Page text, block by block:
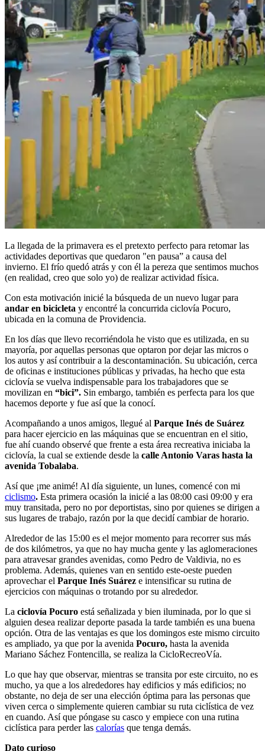
La llegada de la primavera es el pretexto perfecto para retomar las
actividades deportivas que quedaron "en pausa” a causa del
invierno. El frío quedó atrás y con él la pereza que sentimos muchos
(en realidad, creo que solo yo) de realizar actividad física.
Con esta motivación inicié la búsqueda de un nuevo lugar para
andar en bicicleta y encontré la concurrida ciclovía Pocuro,
ubicada en la comuna de Providencia.
En los días que llevo recorriéndola he visto que es utilizada, en su
mayoría, por aquellas personas que optaron por dejar las micros o
los autos y así contribuir a la descontaminación. Su ubicación, cerca
de oficinas e instituciones públicas y privadas, ha hecho que esta
ciclovía se vuelva indispensable para los trabajadores que se
movilizan en “bici”. Sin embargo, también es perfecta para los que
hacemos deporte y fue así que la conocí.
Acompañando a unos amigos, llegué al Parque Inés de Suárez
para hacer ejercicio en las máquinas que se encuentran en el sitio,
fue ahí cuando observé que frente a esta área recreativa iniciaba la
ciclovía, la cual se extiende desde la calle Antonio Varas hasta la
avenida Tobalaba.
Así que ¡me animé! Al día siguiente, un lunes, comencé con mi
ciclismo. Esta primera ocasión la inicié a las 08:00 casi 09:00 y era
muy transitada, pero no por deportistas, sino por quienes se dirigen a
sus lugares de trabajo, razón por la que decidí cambiar de horario.
Alrededor de las 15:00 es el mejor momento para recorrer sus más
de dos kilómetros, ya que no hay mucha gente y las aglomeraciones
para atravesar grandes avenidas, como Pedro de Valdivia, no es
problema. Además, quienes van en sentido este-oeste pueden
aprovechar el Parque Inés Suárez e intensificar su rutina de
ejercicios con máquinas o trotando por su alrededor.
La ciclovía Pocuro está señalizada y bien iluminada, por lo que si
alguien desea realizar deporte pasada la tarde también es una buena
opción. Otra de las ventajas es que los domingos este mismo circuito
es ampliado, ya que por la avenida Pocuro, hasta la avenida
Mariano Sáchez Fontencilla, se realiza la CicloRecreoVía.
Lo que hay que observar, mientras se transita por este circuito, no es
mucho, ya que a los alrededores hay edificios y más edificios; no
obstante, no deja de ser una elección óptima para las personas que
viven cerca o simplemente quieren cambiar su ruta ciclística de vez
en cuando. Así que póngase su casco y empiece con una rutina
ciclística para perder las calorías que tenga demás.
Dato curioso